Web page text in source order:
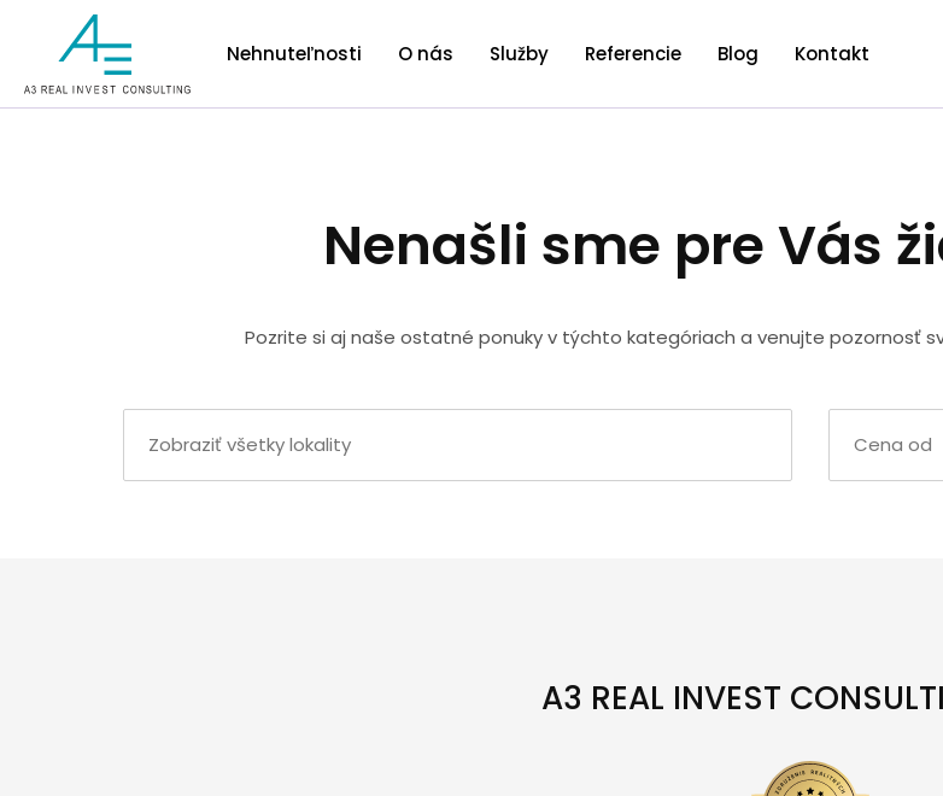
Nehnuteľnosti O nás Služby Referencie Blog Kontakt
Nenašli sme pre Vás
Pozrite si aj naše ostatné ponuky v týchto kategóriach a venujte pozornosť
A3 REAL INVEST